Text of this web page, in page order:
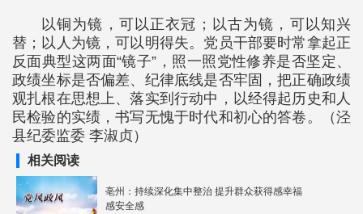
以铜为镜，可以正衣冠；以古为镜，可以知兴
替；以人为镜，可以明得失。党员干部要时常拿起正
反面典型这两面“镜子”，照一照党性修养是否坚定、
政绩坐标是否偏差、纪律底线是否牢固，把正确政绩
观扎根在思想上、落实到行动中，以经得起历史和人
民检验的实绩，书写无愧于时代和初心的答卷。（泾
县纪委监委 李淑贞）
相关阅读
亳州：持续深化集中整治 提升群众获得感幸福
感安全感